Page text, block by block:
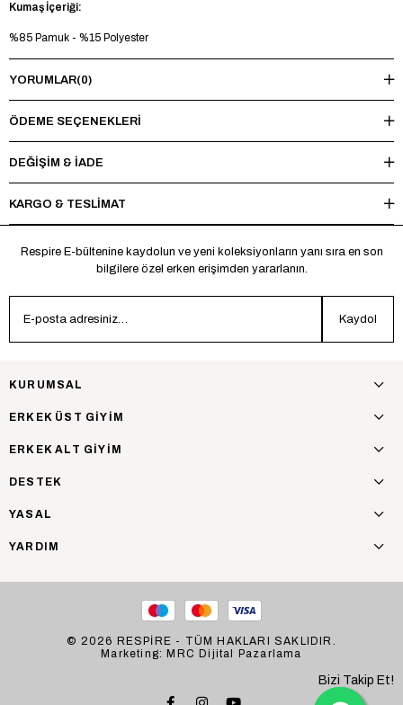
Kumaş İçeriği:
%85 Pamuk - %15 Polyester
Boy 185 cm - Kilo 83 kg - Manken üzerinde L beden mevcuttur.
Yıkama Talimatı:
Maksimum 30°C’de tersten yıkayınız, ağartıcı ve kurutucu kullanmayınız.
*Made in Türkiye
YORUMLAR(0)
ÖDEME SEÇENEKLERI
DEĞİŞİM & İADE
KARGO & TESLİMAT
Respire E-bültenine kaydolun ve yeni koleksiyonların yanı sıra en son
bilgilere özel erken erişimden yararlanın.
Kaydol
KURUMSAL
ERKEK ÜST GİYİM
ERKEK ALT GİYİM
DESTEK
YASAL
YARDIM
© 2026 RESPİRE - TÜM HAKLARI SAKLIDIR.
Marketing: MRC Dijital Pazarlama
Bizi Takip Et!